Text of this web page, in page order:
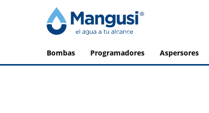
bombas programadores aspersores